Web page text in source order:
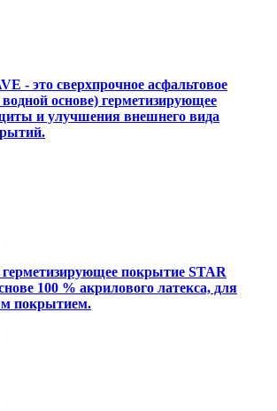
- это сверхпрочное асфальтовое
основе) герметизирующее
и улучшения внешнего вида
покрытие STAR
100 % акрилового латекса, для
покрытием.